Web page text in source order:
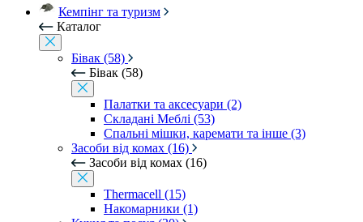
Кемпінг та туризм
Каталог
Бівак (58)
Бівак (58)
Палатки та аксесуари (2)
Складані Меблі (53)
Спальні мішки, каремати та інше (3)
Засоби від комах (16)
Засоби від комах (16)
Thermacell (15)
Накомарники (1)